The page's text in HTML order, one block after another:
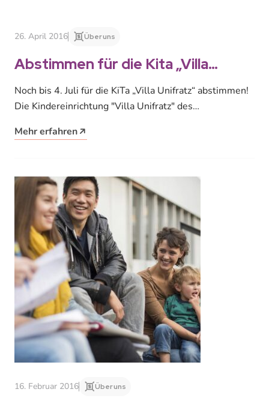
26. April 2016 Über uns
Abstimmen für die Kita „Villa
Unifratz“ bei der Kita Initiative
2016
Noch bis 4. Juli für die KiTa „Villa Unifratz“ abstimmen!
Die Kindereinrichtung "Villa Unifratz" des
Mehr erfahren
16. Februar 2016 Über uns